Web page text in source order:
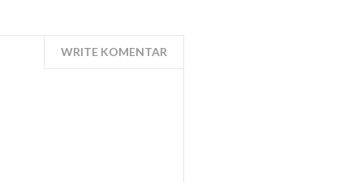
WRITE KOMENTAR